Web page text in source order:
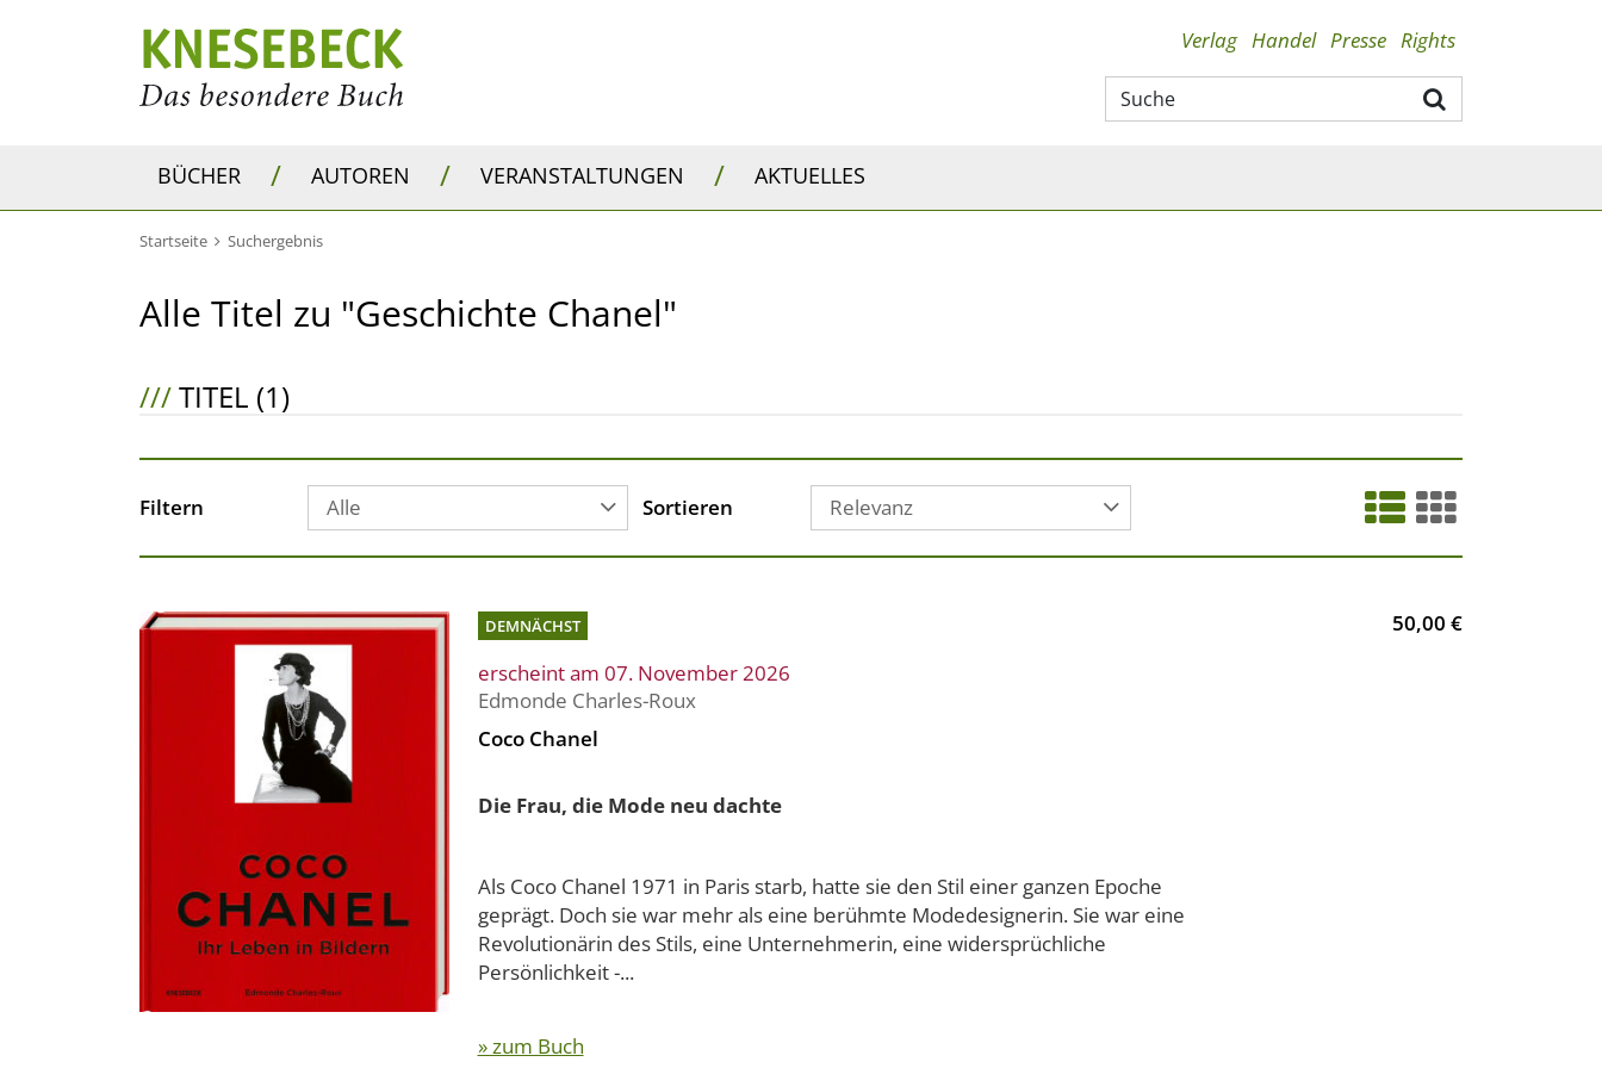
Verlag Handel Presse Rights
BÜCHER / AUTOREN / VERANSTALTUNGEN / AKTUELLES
Startseite Suchergebnis
Alle Titel zu "Geschichte Chanel"
///TITEL (1)
Filtern Alle Sortieren Relevanz
DEMNÄCHST
erscheint am 07. November 2026
Edmonde Charles-Roux
Coco Chanel
Die Frau, die Mode neu dachte
Als Coco Chanel 1971 in Paris starb, hatte sie den Stil einer ganzen Epoche
geprägt. Doch sie war mehr als eine berühmte Modedesignerin. Sie war eine
Revolutionärin des Stils, eine Unternehmerin, eine widersprüchliche
Persönlichkeit -...
» zum Buch
50,00 €